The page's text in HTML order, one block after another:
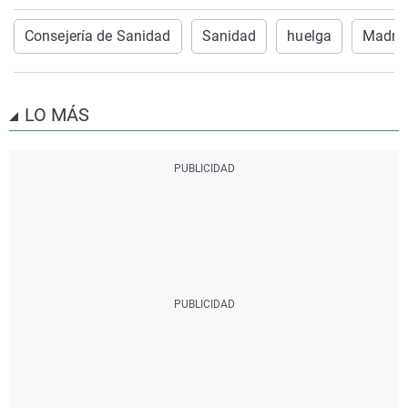
Consejería de Sanidad Sanidad huelga Madrid
LO MÁS